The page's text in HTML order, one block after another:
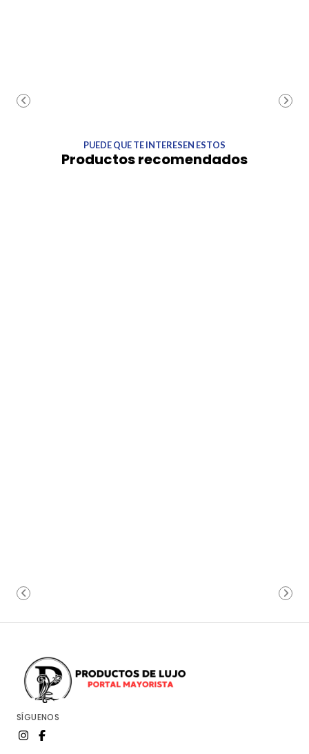
PUEDE QUE TE INTERESEN ESTOS
Productos recomendados
SÍGUENOS